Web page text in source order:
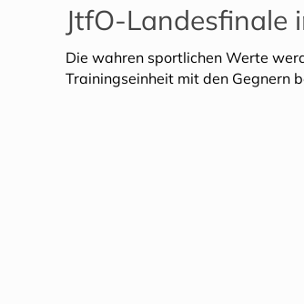
JtfO-Landesfinale
Die wahren sportlichen Werte
Trainingseinheit mit den Gegnern